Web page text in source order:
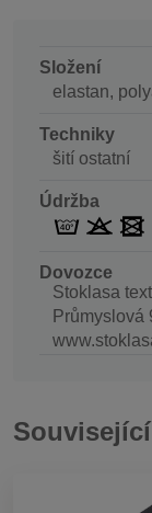
Složení
elastan,
Techniky
šití ostatní
Údržba
Dovozce
Stoklasa
Průmyslová